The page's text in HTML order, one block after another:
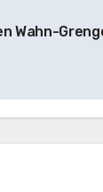
Wahn-